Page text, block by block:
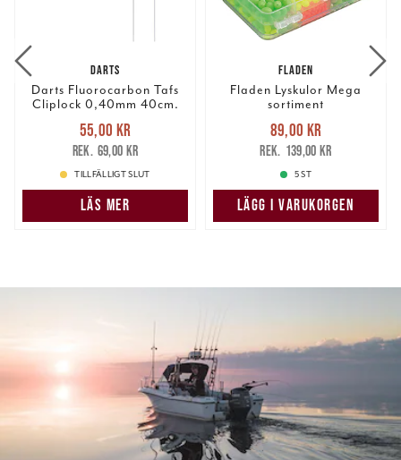
DARTS
Darts Fluorocarbon Tafs
Cliplock 0,40mm 40cm.
Nuvarande pris
55,00 krTidigare pris
69,00 kr
55,00 kr
69,00 kr
TILLFÄLLIGT SLUT
LÄS MER
FLADEN
Fladen Lyskulor Mega
sortiment
Nuvarande pris
89,00 krTidigare pris
139,00 kr
89,00 kr
139,00 kr
5 ST
LÄGG I VARUKORGEN